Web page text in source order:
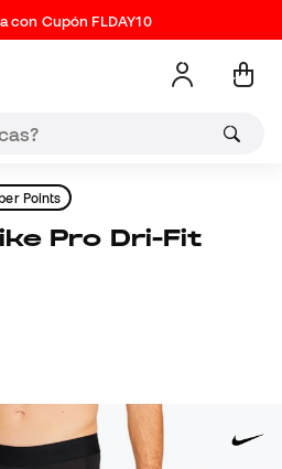
con Cupón FLDAY10
Points